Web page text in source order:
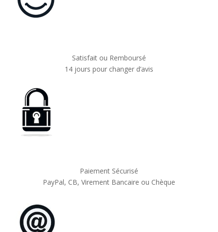
Satisfait ou Remboursé
14 jours pour changer d’avis
Paiement Sécurisé
PayPal, CB, Virement Bancaire ou Chèque